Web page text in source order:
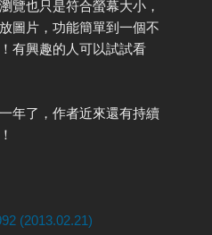
覽也只是符合螢幕大小，
圖片，功能簡單到一個不
有興趣的人可以試試看
年了，作者近來還有持續
(2013.02.21)